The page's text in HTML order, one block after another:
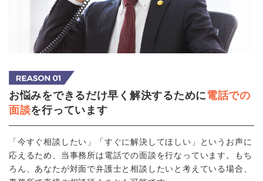
お悩みをできるだけ早く解決するために電話での
面談を行っています
「今すぐ相談したい」「すぐに解決してほしい」というお声に
応えるため、当事務所は電話での面談を行なっています。もち
ろん、あなたが対面で弁護士と相談したいと考えている場合、